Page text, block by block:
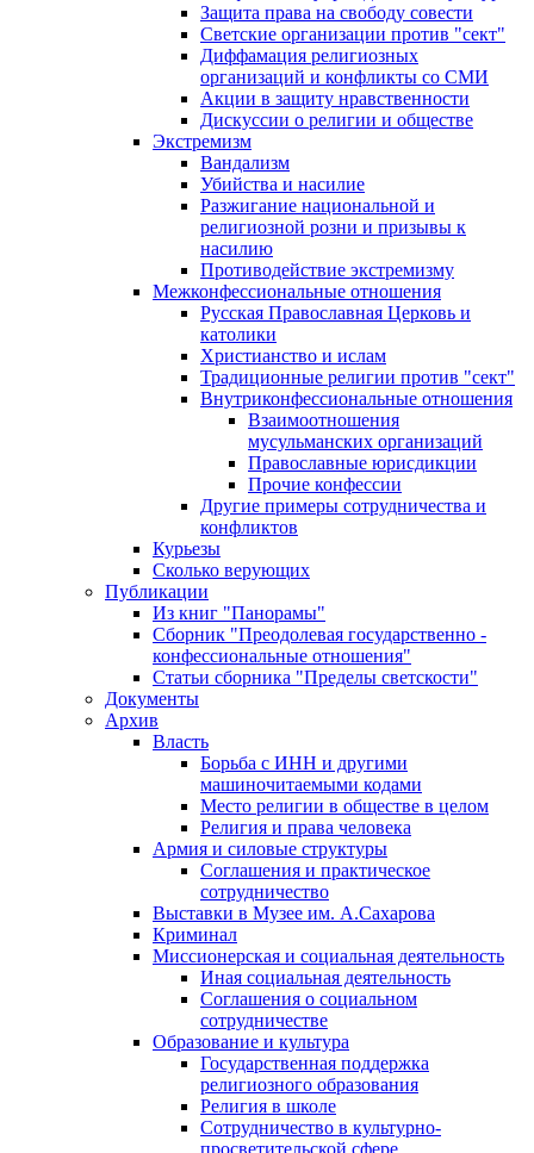
Защита права на свободу совести
Светские организации против "сект"
Диффамация религиозных
организаций и конфликты со СМИ
Акции в защиту нравственности
Дискуссии о религии и обществе
Экстремизм
Вандализм
Убийства и насилие
Разжигание национальной и
религиозной розни и призывы к
насилию
Противодействие экстремизму
Межконфессиональные отношения
Русская Православная Церковь и
католики
Христианство и ислам
Традиционные религии против "сект"
Внутриконфессиональные отношения
Взаимоотношения
мусульманских организаций
Православные юрисдикции
Прочие конфессии
Другие примеры сотрудничества и
конфликтов
Курьезы
Сколько верующих
Публикации
Из книг "Панорамы"
Сборник "Преодолевая государственно -
конфессиональные отношения"
Статьи сборника "Пределы светскости"
Документы
Архив
Власть
Борьба с ИНН и другими
машиночитаемыми кодами
Место религии в обществе в целом
Религия и права человека
Армия и силовые структуры
Соглашения и практическое
сотрудничество
Выставки в Музее им. А.Сахарова
Криминал
Миссионерская и социальная деятельность
Иная социальная деятельность
Соглашения о социальном
сотрудничестве
Образование и культура
Государственная поддержка
религиозного образования
Религия в школе
Сотрудничество в культурно-
просветительской сфере